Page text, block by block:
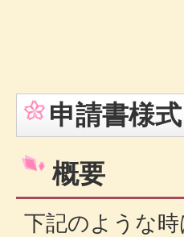
申請書様式
概要
下記のような